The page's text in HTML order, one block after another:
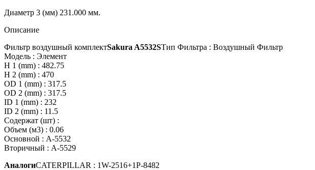
Диаметр 3 (мм) 231.000 мм.
Описание
Фильтр воздушный комплектSakura A5532SТип Фильтра : Воздушный Фильтр
Модель : Элемент
H 1 (mm) : 482.75
H 2 (mm) : 470
OD 1 (mm) : 317.5
OD 2 (mm) : 317.5
ID 1 (mm) : 232
ID 2 (mm) : 11.5
Содержат (шт) :
Объем (м3) : 0.06
Основной : A-5532
Вторичный : A-5529
АналогиCATERPILLAR : 1W-2516+1P-8482